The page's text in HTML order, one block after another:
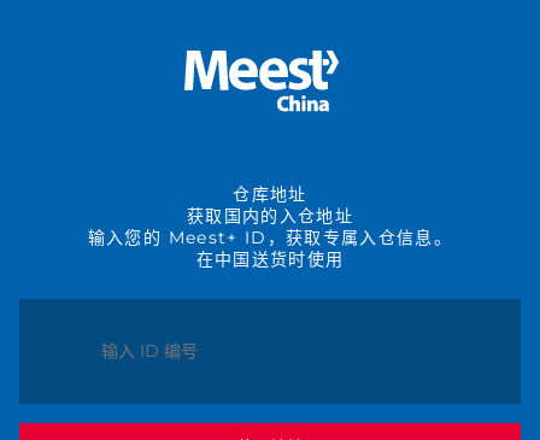
仓库地址
获取国内的入仓地址
输入您的 Meest+ ID，获取专属入仓信息。
在中国送货时使用